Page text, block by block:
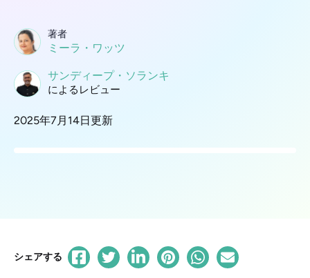
著者
ミーラ・ワッツ
サンディープ・ソランキ
によるレビュー
2025年7月14日更新
シェアする